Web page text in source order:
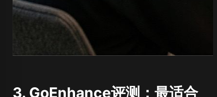
3. GoEnhance评测：最适合